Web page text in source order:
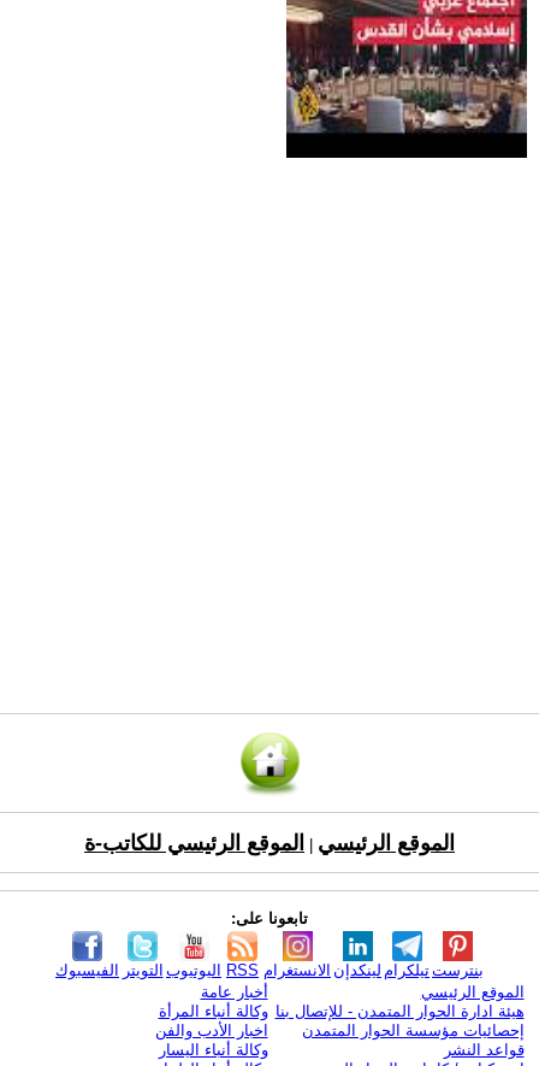
الموقع الرئيسي الموقع الرئيسي للكاتب-ة
تابعونا على:
الفيسبوك التويتر اليوتيوب RSS الانستغرام لينكدإن تيلكرامبنترست
الموقع الرئيسي
هيئة ادارة الحوار المتمدن - للإتصال بنا
إحصائيات مؤسسة الحوار المتمدن
قواعد النشر
أخبار عامة
وكالة أنباء المرأة
اخبار الأدب والفن
وكالة أنباء اليسار